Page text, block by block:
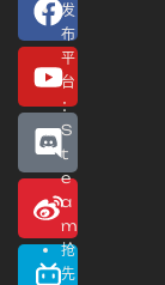
发
布
平
台
：
S
t
e
a
m
抢
先